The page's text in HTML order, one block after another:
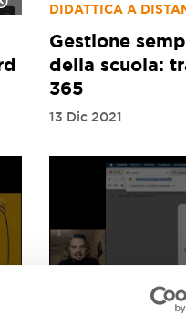
DIDATTICA A
Gestione
della scuola:
365
13 Dic 2021